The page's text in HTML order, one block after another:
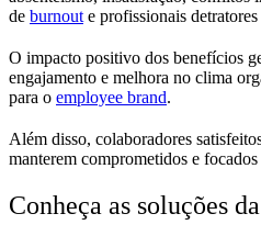
de burnout e profissionais detratores
O impacto positivo dos benefícios
engajamento e melhora no clima
para o employee brand.
Além disso, colaboradores
manterem comprometidos e focados
Conheça as soluções